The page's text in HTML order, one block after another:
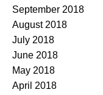
September 2018
August 2018
July 2018
June 2018
May 2018
April 2018